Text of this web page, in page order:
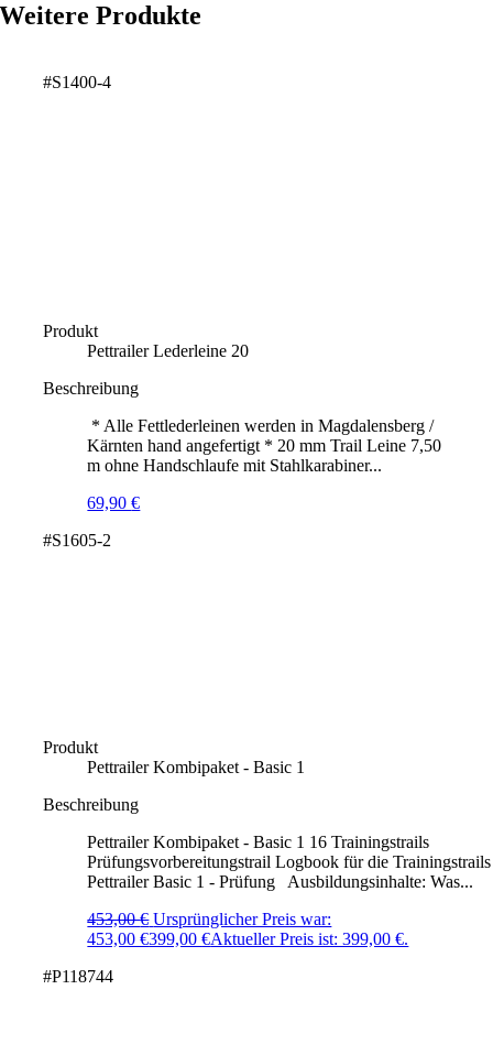
Weitere Produkte
#S1400-4
Produkt
Pettrailer Lederleine 20
Beschreibung
* Alle Fettlederleinen werden in Magdalensberg /
Kärnten hand angefertigt * 20 mm Trail Leine 7,50
m ohne Handschlaufe mit Stahlkarabiner...
69,90€
#S1605-2
Produkt
Pettrailer Kombipaket - Basic 1
Beschreibung
Pettrailer Kombipaket - Basic 1 16 Trainingstrails
Prüfungsvorbereitungstrail Logbook für die Trainingstrails
Pettrailer Basic 1 - Prüfung Ausbildungsinhalte: Was...
453,00€ Ursprünglicher Preis war:
453,00 €399,00€Aktueller Preis ist: 399,00 €.
#P118744